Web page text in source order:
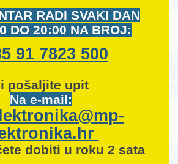
RADI SVAKI DAN
DO 20:00 NA BROJ:
91 7823 500
pošaljite upit
Na e-mail:
dobiti u roku 2 sata